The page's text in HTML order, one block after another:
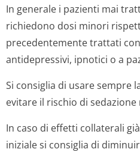
In generale i pazienti mai
richiedono dosi minori
precedentemente trattati
antidepressivi, ipnotici o a
Si consiglia di usare sempre
evitare il rischio di sedazione
In caso di effetti collaterali
iniziale si consiglia di